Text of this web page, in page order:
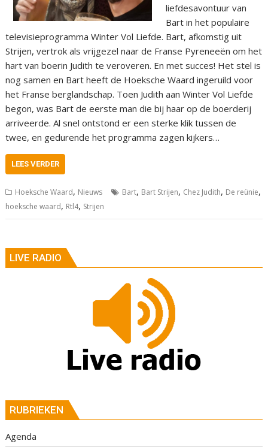
liefdesavontuur van
Bart in het populaire
televisieprogramma Winter Vol Liefde. Bart, afkomstig uit
Strijen, vertrok als vrijgezel naar de Franse Pyreneeën om het
hart van boerin Judith te veroveren. En met succes! Het stel is
nog samen en Bart heeft de Hoeksche Waard ingeruild voor
het Franse berglandschap. Toen Judith aan Winter Vol Liefde
begon, was Bart de eerste man die bij haar op de boerderij
arriveerde. Al snel ontstond er een sterke klik tussen de
twee, en gedurende het programma zagen kijkers…
LEES VERDER
Hoeksche Waard, Nieuws Bart, Bart Strijen, Chez Judith, De reünie,
hoeksche waard, Rtl4, Strijen
LIVE RADIO
RUBRIEKEN
Agenda